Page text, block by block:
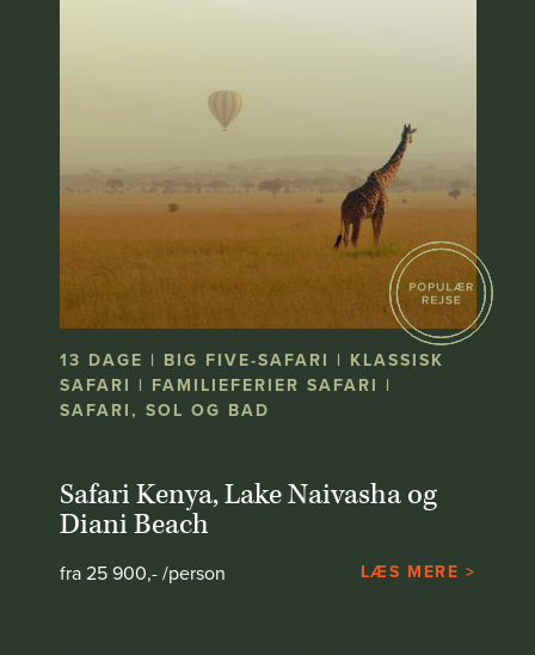
13 DAGE | BIG FIVE-SAFARI | KLASSISK
SAFARI | FAMILIEFERIER SAFARI |
SAFARI, SOL OG BAD
Safari Kenya, Lake Naivasha og
Diani Beach
fra 25 900,- /person LÆS MERE >